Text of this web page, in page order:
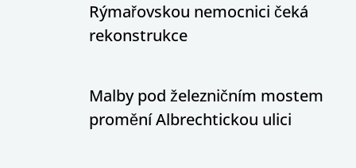
Rýmařovskou nemocnici čeká
rekonstrukce
Malby pod železničním mostem
promění Albrechtickou ulici